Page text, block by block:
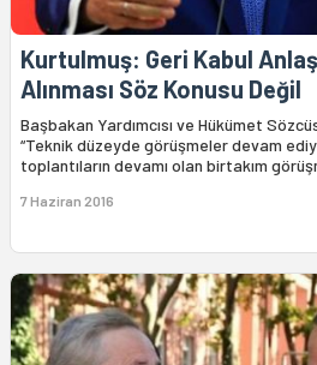
Kurtulmuş: Geri Kabul
Alınması Söz Konusu Değil
Başbakan Yardımcısı ve Hükümet
“Teknik düzeyde görüşmeler devam
toplantıların devamı olan birtakım
7 Haziran 2016